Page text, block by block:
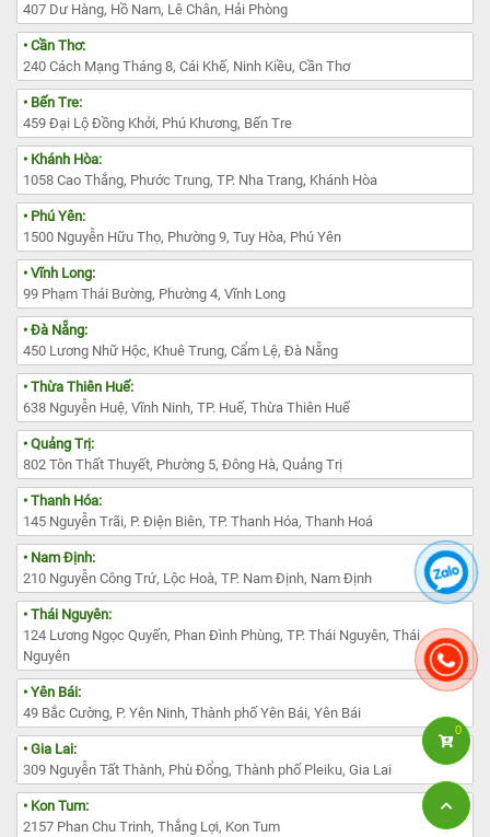
407 Dư Hàng, Hồ Nam, Lê Chân, Hải Phòng
• Cần Thơ:
240 Cách Mạng Tháng 8, Cái Khế, Ninh Kiều, Cần Thơ
• Bến Tre:
459 Đại Lộ Đồng Khởi, Phú Khương, Bến Tre
• Khánh Hòa:
1058 Cao Thắng, Phước Trung, TP. Nha Trang, Khánh Hòa
• Phú Yên:
1500 Nguyễn Hữu Thọ, Phường 9, Tuy Hòa, Phú Yên
• Vĩnh Long:
99 Phạm Thái Bường, Phường 4, Vĩnh Long
• Đà Nẵng:
450 Lương Nhữ Hộc, Khuê Trung, Cẩm Lệ, Đà Nẵng
• Thừa Thiên Huế:
638 Nguyễn Huệ, Vĩnh Ninh, TP. Huế, Thừa Thiên Huế
• Quảng Trị:
802 Tôn Thất Thuyết, Phường 5, Đông Hà, Quảng Trị
• Thanh Hóa:
145 Nguyễn Trãi, P. Điện Biên, TP. Thanh Hóa, Thanh Hoá
• Nam Định:
210 Nguyễn Công Trứ, Lộc Hoà, TP. Nam Định, Nam Định
• Thái Nguyên:
124 Lương Ngọc Quyến, Phan Đình Phùng, TP. Thái Nguyên, Thái
Nguyên
• Yên Bái:
49 Bắc Cường, P. Yên Ninh, Thành phố Yên Bái, Yên Bái
• Gia Lai:
309 Nguyễn Tất Thành, Phù Đổng, Thành phố Pleiku, Gia Lai
• Kon Tum:
2157 Phan Chu Trinh, Thắng Lợi, Kon Tum
0